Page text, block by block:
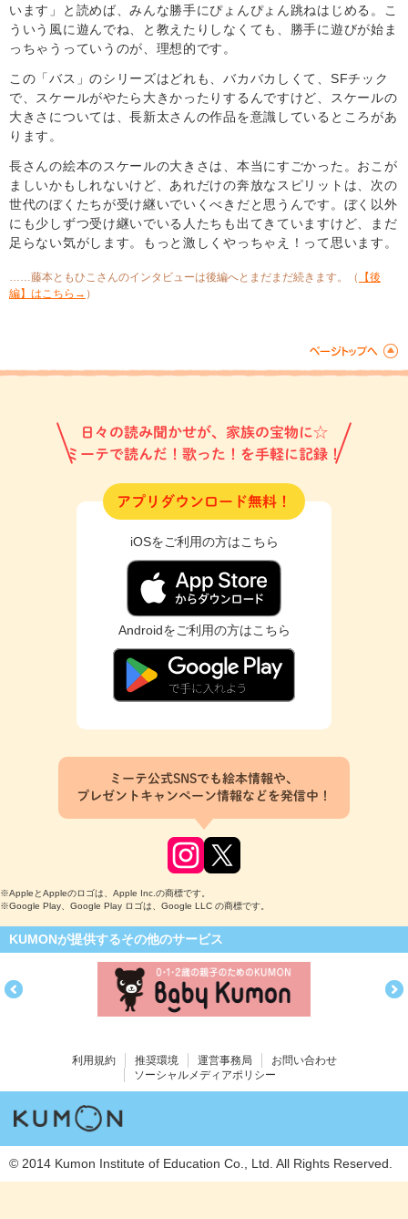
います」と読めば、みんな勝手にぴょんぴょん跳ねはじめる。こ
ういう風に遊んでね、と教えたりしなくても、勝手に遊びが始ま
っちゃうっていうのが、理想的です。
この「バス」のシリーズはどれも、バカバカしくて、SFチック
で、スケールがやたら大きかったりするんですけど、スケールの
大きさについては、長新太さんの作品を意識しているところがあ
ります。
長さんの絵本のスケールの大きさは、本当にすごかった。おこが
ましいかもしれないけど、あれだけの奔放なスピリットは、次の
世代のぼくたちが受け継いでいくべきだと思うんです。ぼく以外
にも少しずつ受け継いでいる人たちも出てきていますけど、まだ
足らない気がします。もっと激しくやっちゃえ！って思います。
……藤本ともひこさんのインタビューは後編へとまだまだ続きます。（
【後
編】はこちら→ ）
日々の読み聞かせが、家族の宝物に☆
ミーテで読んだ！歌った！を手軽に記録！
アプリダウンロード無料！
iOSをご利用の方はこちら
Androidをご利用の方はこちら
ミーテ公式SNSでも絵本情報や、
プレゼントキャンペーン情報などを発信中！
※AppleとAppleのロゴは、Apple Inc.の商標です。
※Google Play、Google Play ロゴは、Google LLC の商標です。
KUMONが提供するその他のサービス
利用規約 推奨環境 運営事務局
お問い合わせ
ソーシャルメディアポリシー
© 2014 Kumon Institute of Education Co., Ltd. All Rights Reserved.